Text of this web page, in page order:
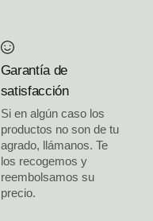
Garantía de
satisfacción
Si en algún caso los
productos no son de tu
agrado, llámanos. Te
los recogemos y
reembolsamos su
precio.